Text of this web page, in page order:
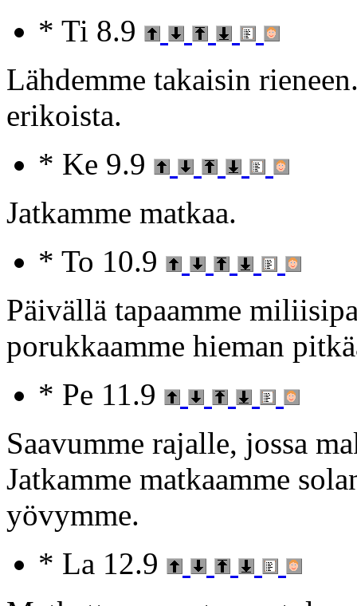
* Ti 8.9
Lähdemme takaisin
erikoista.
* Ke 9.9
Jatkamme matkaa.
* To 10.9
Päivällä tapaamme
porukkaamme hieman
* Pe 11.9
Saavumme rajalle, jossa
Jatkamme matkaamme
yövymme.
* La 12.9